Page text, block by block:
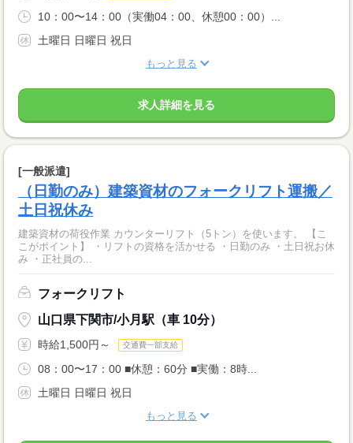
10：00〜14：00（実働04：00、休憩00：00）...
土曜日 日曜日 祝日
もっと見る
求人詳細を見る
[一般派遣]
（日勤のみ）建築資材のフォークリフト運搬／
土日祝休み
建築資材の荷役作業 カウンターリフト（5トン）を使います。 【こ
こがポイント】 ・リフトの資格を活かせる ・日勤のみ ・土日祝お休
み ・正社員の...
フォークリフト
山口県下関市/小月駅（車 10分）
時給1,500円～ 交通費一部支給
08：00〜17：00 ■休憩：60分 ■実働：8時...
土曜日 日曜日 祝日
もっと見る